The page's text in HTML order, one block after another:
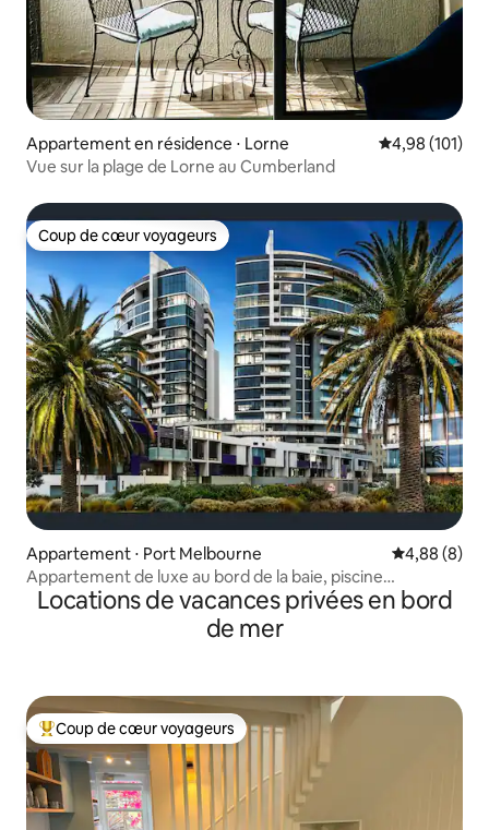
Appartement en résidence ⋅ Lorne Évaluation
4,98 (101)
Vue sur la plage de Lorne au Cumberland
Coup de cœur voyageurs
Coup de cœur voyageurs
Appartement ⋅ Port Melbourne Évaluation
4,88 (8)
Appartement de luxe au bord de la baie, piscine
intérieure, salle de sport, sauna et parking
Locations de vacances privées en bord
de mer
Coups de cœur voyageurs les plus appréciés
Coup de cœur voyageurs